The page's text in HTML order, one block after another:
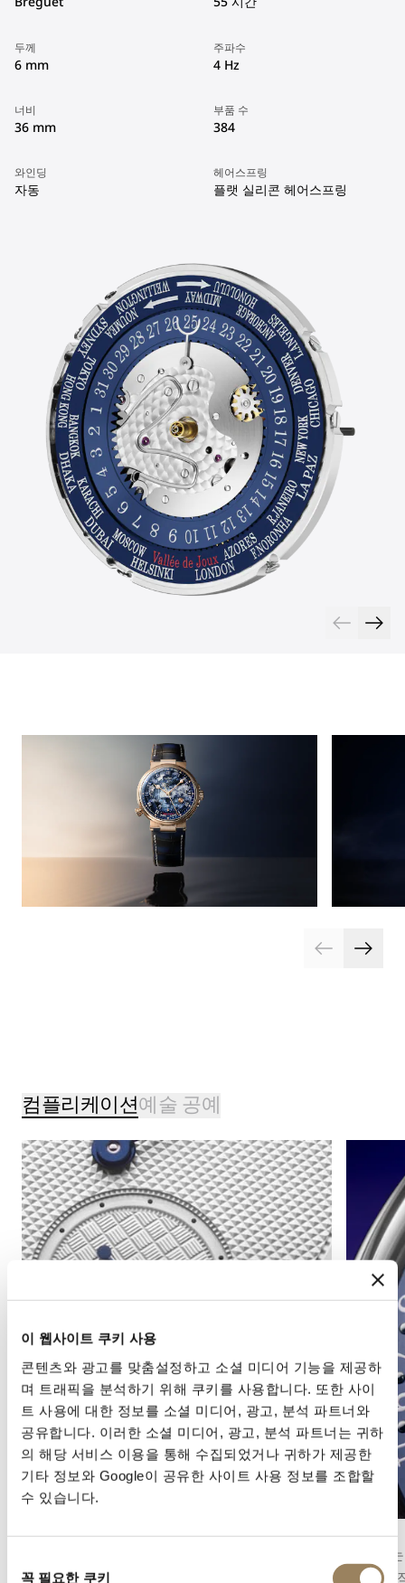
이 웹사이트 쿠키 사용
콘텐츠와 광고를 맞춤설정하고 소셜 미디어 기능을 제공하
며 트래픽을 분석하기 위해 쿠키를 사용합니다. 또한 사이
트 사용에 대한 정보를 소셜 미디어, 광고, 분석 파트너와
공유합니다. 이러한 소셜 미디어, 광고, 분석 파트너는 귀하
의 해당 서비스 이용을 통해 수집되었거나 귀하가 제공한
기타 정보와 Google이 공유한 사이트 사용 정보를 조합할
수 있습니다.
꼭 필요한 쿠키
두께
6 mm
주파수
4 Hz
너비
36 mm
부품 수
384
와인딩
자동
헤어스프링
플랫 실리콘 헤어스프링
컴플리케이션예술 공예
악할 수 있게 해줍니다. 무브먼트의 구조에 따라
캘린더
로, 일